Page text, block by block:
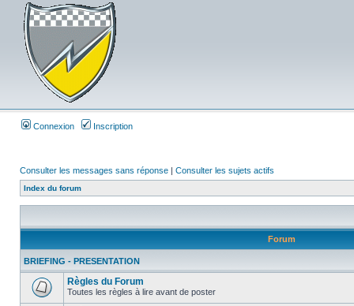
Connexion Inscription
Consulter les messages sans réponse | Consulter les sujets actifs
Index du forum
Forum
BRIEFING - PRESENTATION
Règles du Forum
Toutes les règles à lire avant de poster